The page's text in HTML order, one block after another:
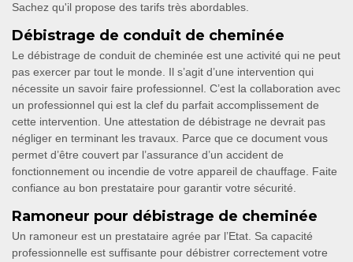
Sachez qu'il propose des tarifs très abordables.
Débistrage de conduit de cheminée
Le débistrage de conduit de cheminée est une activité qui ne peut
pas exercer par tout le monde. Il s’agit d’une intervention qui
nécessite un savoir faire professionnel. C’est la collaboration avec
un professionnel qui est la clef du parfait accomplissement de
cette intervention. Une attestation de débistrage ne devrait pas
négliger en terminant les travaux. Parce que ce document vous
permet d’être couvert par l’assurance d’un accident de
fonctionnement ou incendie de votre appareil de chauffage. Faite
confiance au bon prestataire pour garantir votre sécurité.
Ramoneur pour débistrage de cheminée
Un ramoneur est un prestataire agrée par l’Etat. Sa capacité
professionnelle est suffisante pour débistrer correctement votre